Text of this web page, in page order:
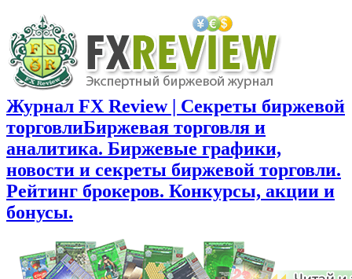
Журнал FX Review | Секреты биржевой
торговлиБиржевая торговля и
аналитика. Биржевые графики,
новости и секреты биржевой торговли.
Рейтинг брокеров. Конкурсы, акции и
бонусы.